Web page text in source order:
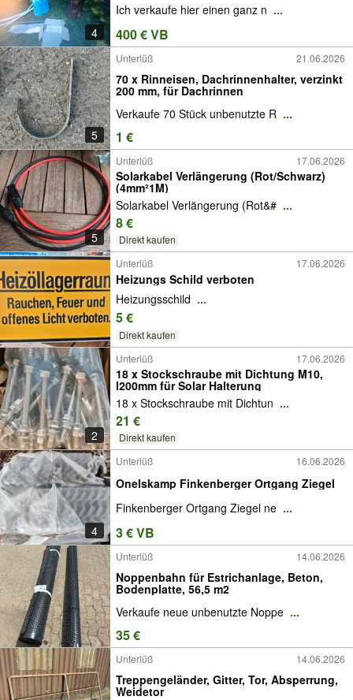
4
Ich verkaufe hier einen ganz n ...
400 € VB
5
Unterlüß 21.06.2026
70 x Rinneisen, Dachrinnenhalter, verzinkt
200 mm, für Dachrinnen
Verkaufe 70 Stück unbenutzte R ...
1 €
5
Unterlüß 17.06.2026
Solarkabel Verlängerung (Rot/Schwarz)
(4mm²1M)
Solarkabel Verlängerung (Rot&# ...
8 €
Direkt kaufen
Unterlüß
17.06.2026
Heizungs Schild verboten
Heizungsschild ...
5 €
Direkt kaufen
2
Unterlüß 17.06.2026
18 x Stockschraube mit Dichtung M10,
l200mm für Solar Halterung
18 x Stockschraube mit Dichtun ...
21 €
Direkt kaufen
4
Unterlüß 16.06.2026
Onelskamp Finkenberger Ortgang Ziegel
Finkenberger Ortgang Ziegel ne ...
3 € VB
Unterlüß 14.06.2026
Noppenbahn für Estrichanlage, Beton,
Bodenplatte, 56,5 m2
Verkaufe neue unbenutzte Noppe ...
35 €
Unterlüß 14.06.2026
Treppengeländer, Gitter, Tor, Absperrung,
Weidetor